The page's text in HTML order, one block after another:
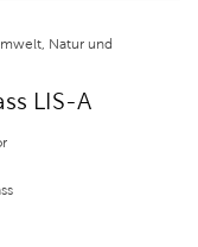
Natur und
LIS-A